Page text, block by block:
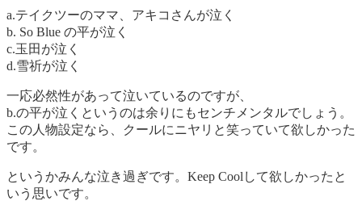
a.テイクツーのママ、アキコさんが泣く
b. So Blue の平が泣く
c.玉田が泣く
d.雪祈が泣く
一応必然性があって泣いているのですが、
b.の平が泣くというのは余りにもセンチメンタルでしょう。
この人物設定なら、クールにニヤリと笑っていて欲しかった
です。
というかみんな泣き過ぎです。Keep Coolして欲しかったと
いう思いです。